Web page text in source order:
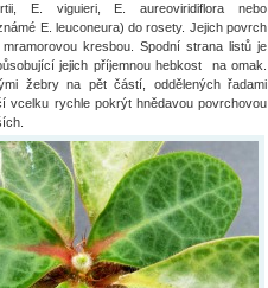
E. viguieri, E. aureoviridiflora nebo
E. leuconeura) do rosety. Jejich povrch
kresbou. Spodní strana listů je
jejich příjemnou hebkost na omak.
žebry na pět částí, oddělených řadami
vcelku rychle pokrýt hnědavou povrchovou